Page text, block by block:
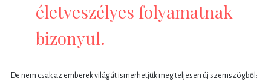
életveszélyes folyamatnak
bizonyul.
De nem csak az emberek világát ismerhetjük meg teljesen új szemszögből: